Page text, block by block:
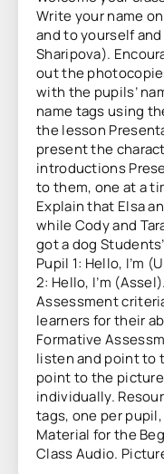
Write your name
and to yourself and
Sharipova).
out the
with the pupils’
name tags using
the lesson
present the
introductions
to them, one at a
Explain that Elsa
while Cody and
got a dog
Pupil 1: Hello, I’m
2: Hello, I’m
Assessment
learners for their
Formative
listen and point to
point to the
individually.
tags, one per pupil,
Material for the
Class Audio.